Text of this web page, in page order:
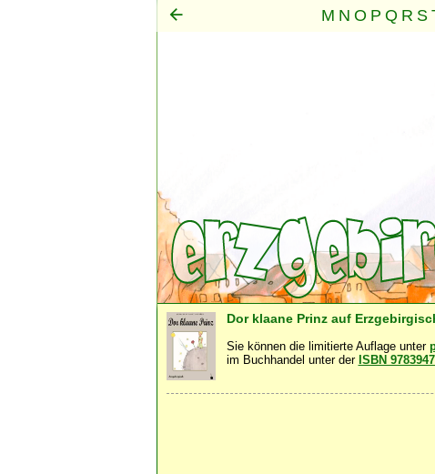
M N O P Q R S
Dor klaane Prinz auf
Sie können die limitierte Auflage unter
im Buchhandel unter der ISBN